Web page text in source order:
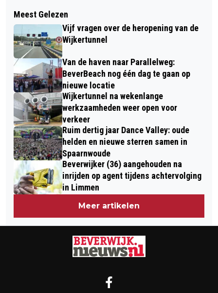
SENIORENFESTIVAL 'VOLBLOEIERS'
BRENGT MUZIEK, THEATER EN
ONTMOETING IN AKERENDAM
SCHADE EN VERKEERSHINDER NA
KETTINGBOTSING OP A9
Meest Gelezen
Vijf vragen over de heropening van de
Wijkertunnel
Van de haven naar Parallelweg:
BeverBeach nog één dag te gaan op
nieuwe locatie
Wijkertunnel na wekenlange
werkzaamheden weer open voor
verkeer
Ruim dertig jaar Dance Valley: oude
helden en nieuwe sterren samen in
Spaarnwoude
Beverwijker (36) aangehouden na
inrijden op agent tijdens achtervolging
in Limmen
Meer artikelen